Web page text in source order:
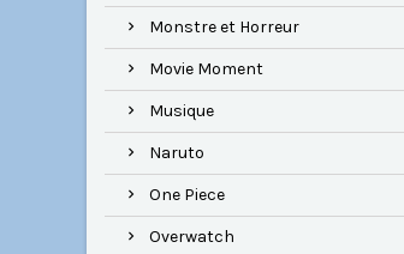
Monstre et Horreur
Movie Moment
Musique
Naruto
One Piece
Overwatch